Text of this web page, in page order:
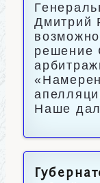
Дмитрий
решение
Наше